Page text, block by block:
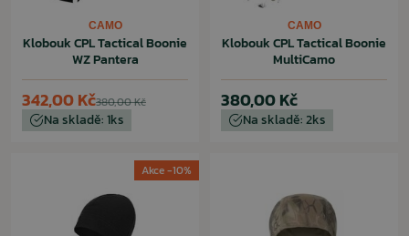
CAMO
Klobouk CPL Tactical Boonie
WZ Pantera
380,00 Kč
342,00 Kč
Na skladě: 1ks
CAMO
Klobouk CPL Tactical Boonie
MultiCamo
380,00 Kč
Na skladě: 2ks
Akce -10%